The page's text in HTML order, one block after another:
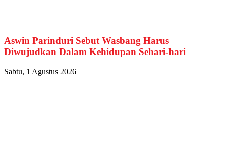
Aswin Parinduri Sebut Wasbang Harus
Diwujudkan Dalam Kehidupan Sehari-hari
Sabtu, 1 Agustus 2026